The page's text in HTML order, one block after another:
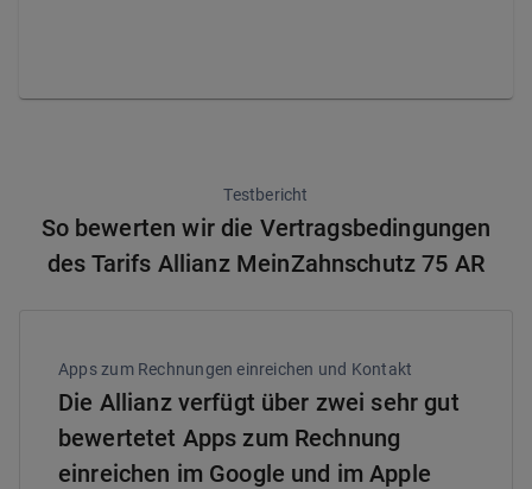
Testbericht
So bewerten wir die Vertragsbedingungen
des Tarifs Allianz MeinZahnschutz 75 AR
Apps zum Rechnungen einreichen und Kontakt
Die Allianz verfügt über zwei sehr gut
bewertetet Apps zum Rechnung
einreichen im Google und im Apple